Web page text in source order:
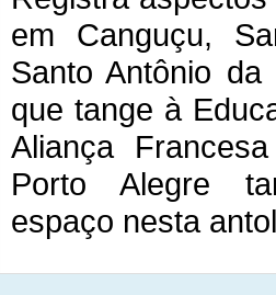
em Canguçu,
Santo Antônio
que tange à
Aliança
Porto Alegre
espaço nesta